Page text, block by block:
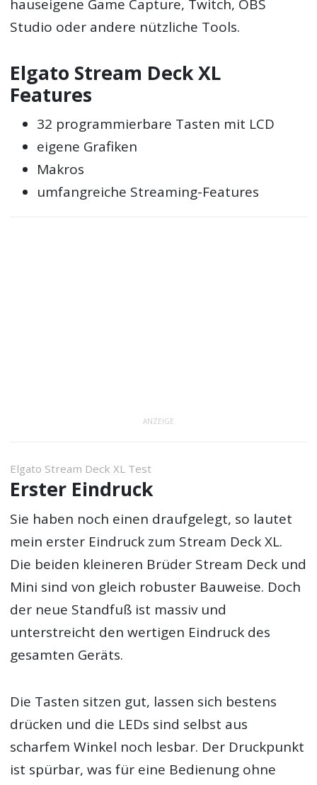
hauseigene Game Capture, Twitch, OBS
Studio oder andere nützliche Tools.
Elgato Stream Deck XL
Features
32 programmierbare Tasten mit LCD
eigene Grafiken
Makros
umfangreiche Streaming-Features
ANZEIGE
Elgato Stream Deck XL Test
Erster Eindruck
Sie haben noch einen draufgelegt, so lautet
mein erster Eindruck zum Stream Deck XL.
Die beiden kleineren Brüder Stream Deck und
Mini sind von gleich robuster Bauweise. Doch
der neue Standfuß ist massiv und
unterstreicht den wertigen Eindruck des
gesamten Geräts.
Die Tasten sitzen gut, lassen sich bestens
drücken und die LEDs sind selbst aus
scharfem Winkel noch lesbar. Der Druckpunkt
ist spürbar, was für eine Bedienung ohne